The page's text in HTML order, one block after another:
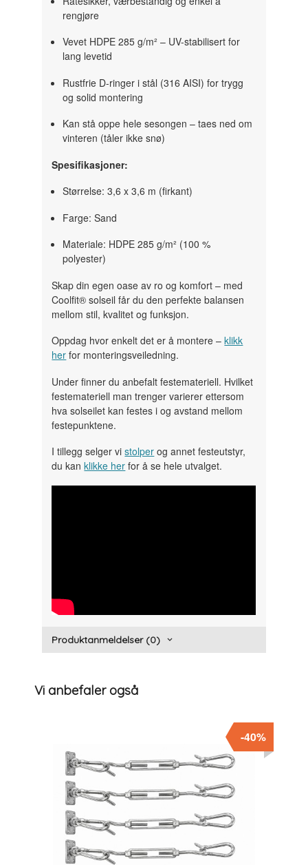
rengjøre
Vevet HDPE 285 g/m² – UV-stabilisert for
lang levetid
Rustfrie D-ringer i stål (316 AISI) for trygg
og solid montering
Kan stå oppe hele sesongen – taes ned om
vinteren (tåler ikke snø)
Spesifikasjoner:
Størrelse: 3,6 x 3,6 m (firkant)
Farge: Sand
Materiale: HDPE 285 g/m² (100 %
polyester)
Skap din egen oase av ro og komfort – med
Coolfit® solseil får du den perfekte balansen
mellom stil, kvalitet og funksjon.
Oppdag hvor enkelt det er å montere –klikk
her for monteringsveiledning.
Under finner du anbefalt festemateriell. Hvilket
festemateriell man trenger varierer ettersom
hva solseilet kan festes i og avstand mellom
festepunktene.
I tillegg selger vistolper og annet festeutstyr,
du kanklikke her for å se hele utvalget.
" width="300" height="150">
Produktanmeldelser (0)
Vi anbefaler også
-40%